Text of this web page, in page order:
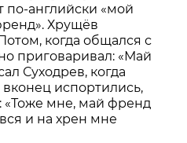
по-английски «мой
Хрущёв
когда общался с
приговаривал: «Май
Суходрев, когда
испортились,
«Тоже мне, май френд
и на хрен мне